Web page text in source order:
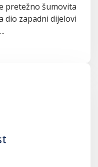
pretežno šumovita
dio zapadni dijelovi